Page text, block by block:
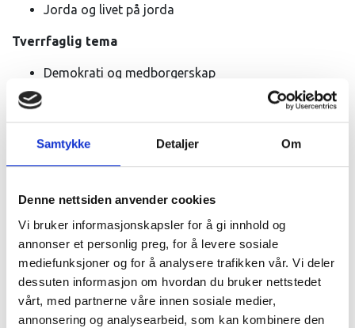
Samtykke Detaljer Om
Denne nettsiden anvender cookies
Vi bruker informasjonskapsler for å gi innhold og
annonser et personlig preg, for å levere sosiale
mediefunksjoner og for å analysere trafikken vår. Vi deler
dessuten informasjon om hvordan du bruker nettstedet
vårt, med partnerne våre innen sosiale medier,
annonsering og analysearbeid, som kan kombinere den
Jorda og livet på jorda
Tverrfaglig tema
Demokrati og medborgerskap
Kompetansemål etter 10. trinn
Stille spørsmål og lage hypoteser om naturfaglige
variabler og samle data for å finne svar
forklaringer, drøfte forklaringene i lys av relevant
teori og vurdere kvaliteten på egne og andres
utforskinger
Kompetansemål naturfag VG1